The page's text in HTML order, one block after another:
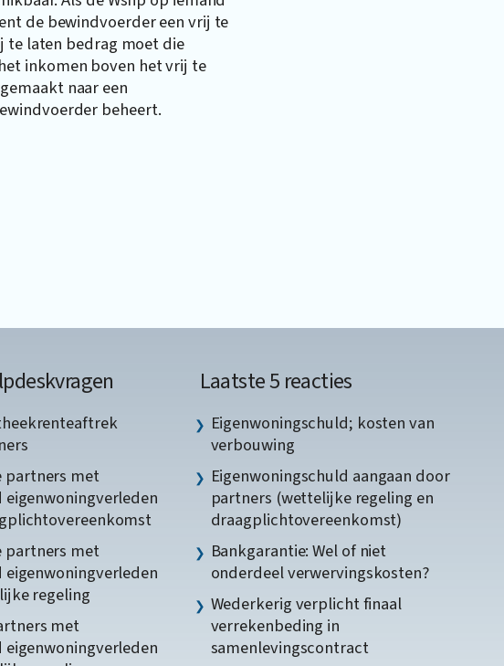
de bewindvoerder een vrij te
te laten bedrag moet die
inkomen boven het vrij te
naar een
beheert.
partners met
partners met
regeling
met
Laatste 5 reacties
Eigenwoningschuld; kosten van
verbouwing
Eigenwoningschuld aangaan door
partners (wettelijke regeling en
draagplichtovereenkomst)
Bankgarantie: Wel of niet
onderdeel verwervingskosten?
Wederkerig verplicht finaal
verrekenbeding in
samenlevingscontract